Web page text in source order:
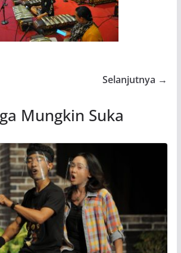
Selanjutnya →
Mungkin Suka